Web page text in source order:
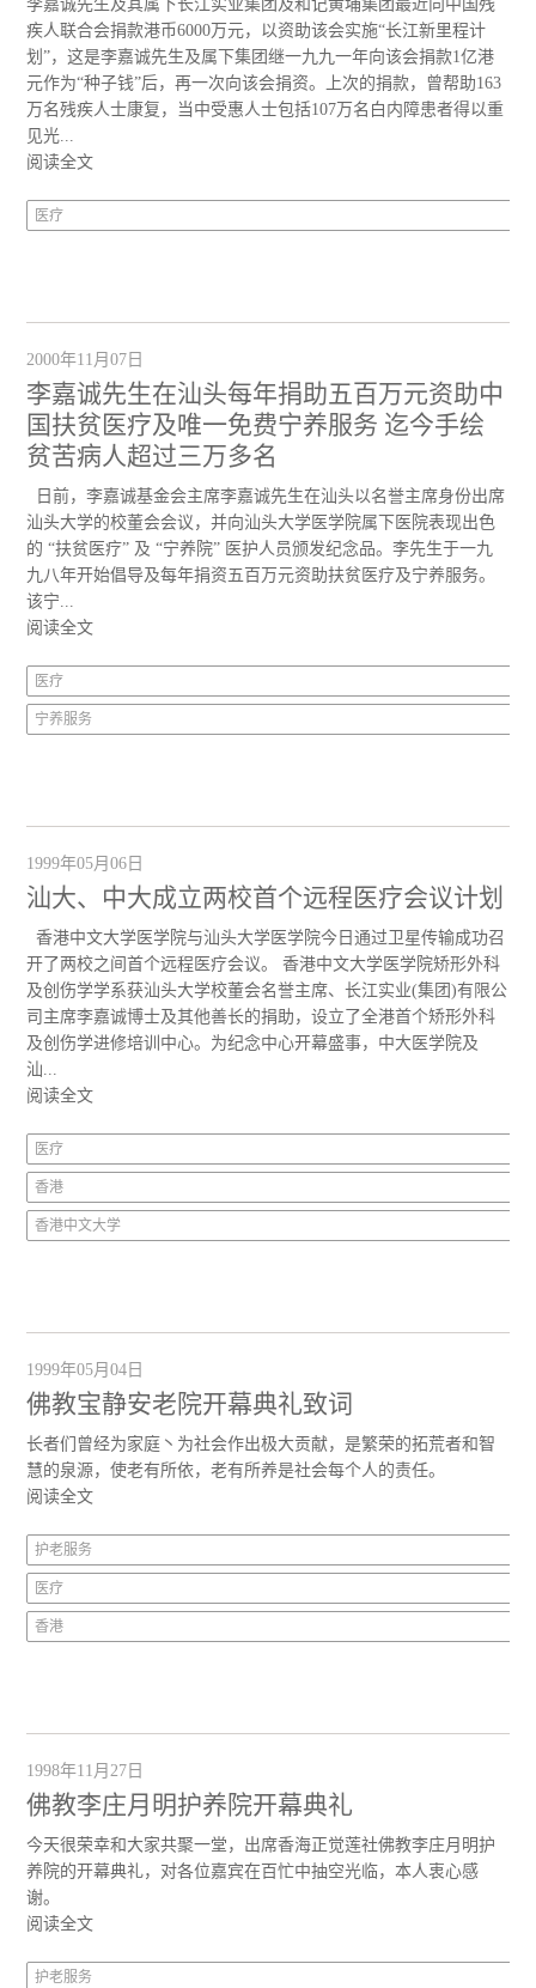
李嘉诚先生及其属下长江实业集团及和记黄埔集团最近向中国残
疾人联合会捐款港币6000万元，以资助该会实施“长江新里程计
划”，这是李嘉诚先生及属下集团继一九九一年向该会捐款1亿港
元作为“种子钱”后，再一次向该会捐资。上次的捐款，曾帮助163
万名残疾人士康复，当中受惠人士包括107万名白内障患者得以重
见光...
阅读全文
医疗
2000年11月07日
李嘉诚先生在汕头每年捐助五百万元资助中
国扶贫医疗及唯一免费宁养服务 迄今手绘
贫苦病人超过三万多名
日前，李嘉诚基金会主席李嘉诚先生在汕头以名誉主席身份出席
汕头大学的校董会会议，并向汕头大学医学院属下医院表现出色
的 “扶贫医疗” 及 “宁养院” 医护人员颁发纪念品。李先生于一九
九八年开始倡导及每年捐资五百万元资助扶贫医疗及宁养服务。
该宁...
阅读全文
医疗
宁养服务
1999年05月06日
汕大、中大成立两校首个远程医疗会议计划
香港中文大学医学院与汕头大学医学院今日通过卫星传输成功召
开了两校之间首个远程医疗会议。 香港中文大学医学院矫形外科
及创伤学学系获汕头大学校董会名誉主席、长江实业(集团)有限公
司主席李嘉诚博士及其他善长的捐助，设立了全港首个矫形外科
及创伤学进修培训中心。为纪念中心开幕盛事，中大医学院及
汕...
阅读全文
医疗
香港
香港中文大学
1999年05月04日
佛教宝静安老院开幕典礼致词
长者们曾经为家庭丶为社会作出极大贡献，是繁荣的拓荒者和智
慧的泉源，使老有所依，老有所养是社会每个人的责任。
阅读全文
护老服务
医疗
香港
1998年11月27日
佛教李庄月明护养院开幕典礼
今天很荣幸和大家共聚一堂，出席香海正觉莲社佛教李庄月明护
养院的开幕典礼，对各位嘉宾在百忙中抽空光临，本人衷心感
谢。
阅读全文
护老服务